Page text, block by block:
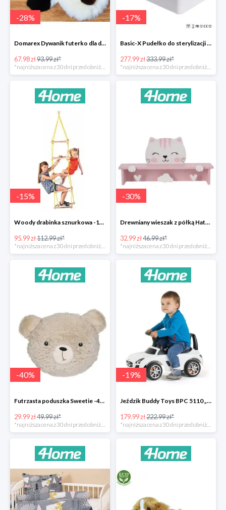
-28%
Domarex Dywanik futerko dla dzieci Pies czarno-biały -28%
67.98 zł93.99 zł*
*najniższa cena z 30 dni przed obniżką
-17%
Basic-X Pudełko do sterylizacji z ozonem -17%
277.99 zł333.99 zł*
*najniższa cena z 30 dni przed obniżką
-15%
Woody drabinka sznurkowa -15%
95.99 zł112.99 zł*
-30%
Drewniany wieszak z półką Hatu, kot -30%
32.99 zł46.99 zł*
-40%
Futrzasta poduszka Sweetie -40%
29.99 zł49.99 zł*
*najniższa cena z 30 dni przed obniżką
-19%
Jeździk Buddy Toys BPC 5110 „Mercedes Benz SLS” -20%
179.99 zł222.99 zł*
*najniższa cena z 30 dni przed obniżką